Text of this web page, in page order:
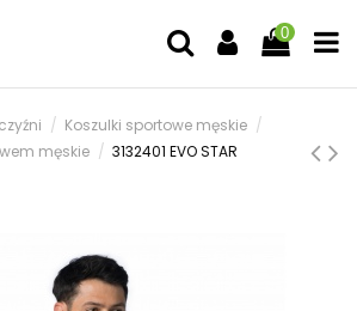
0
Koszulki sportowe męskie
męskie
3132401 EVO STAR